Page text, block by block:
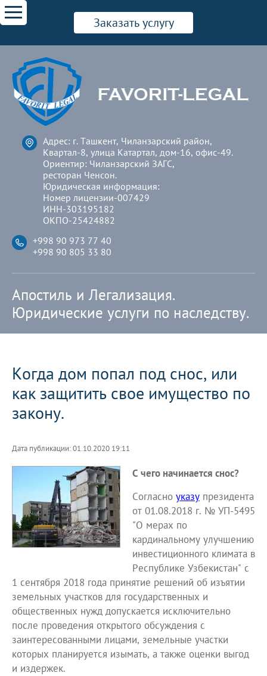
Заказать услугу
Адрес: г. Ташкент, Чиланзарский район,
Квартал-8, улица Катартал, дом-16, офис-49.
Ориентир: Чиланзарский ЗАГС,
ресторан Ченсон.
Юридическая информация:
Номер лицензии-007429
ИНН-303195182
ОКПО-25424882
+998 90 973 77 40
+998 90 805 33 80
Апостиль и Легализация.
Юридические услуги по наследству.
Когда дом попал под снос, или
как защитить свое имущество по
закону.
Дата публикации: 01.10.2020 19:11
С чего начинается снос?
Согласно указупрезидента
от 01.08.2018 г. № УП-5495
"О мерах по
кардинальному улучшению
инвестиционного климата в
Республике Узбекистан" с
1 сентября 2018 года принятие решений об изъятии
земельных участков для государственных и
общественных нужд допускается исключительно
после проведения открытого обсуждения с
заинтересованными лицами, земельные участки
которых планируется изымать, а также оценки выгод
и издержек.